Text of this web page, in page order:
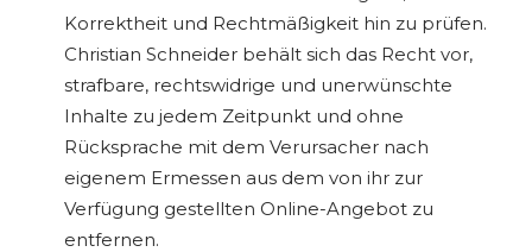
Korrektheit und Rechtmäßigkeit hin zu prüfen.
Christian Schneider behält sich das Recht vor,
strafbare, rechtswidrige und unerwünschte
Inhalte zu jedem Zeitpunkt und ohne
Rücksprache mit dem Verursacher nach
eigenem Ermessen aus dem von ihr zur
Verfügung gestellten Online-Angebot zu
entfernen.